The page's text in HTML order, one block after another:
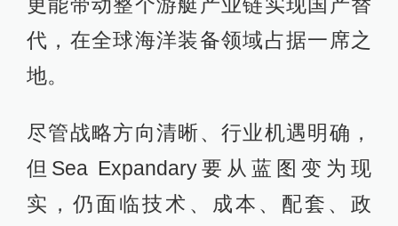
代，在全球海洋装备领域占据一席之
地。
尽管战略方向清晰、行业机遇明确，
但Sea Expandary要从蓝图变为现
实，仍面临技术、成本、配套、政